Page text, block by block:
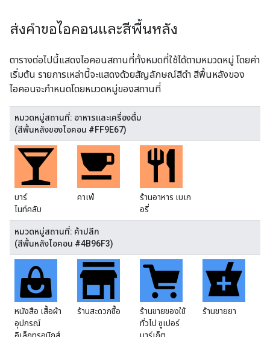
ส่งคำขอไอคอนและสีพื้นหลัง
ตารางต่อไปนี้แสดงไอคอนสถานที่ทั้งหมดที่ใช้ได้ตามหมวดหมู่ โดยค่า
เริ่มต้น รายการเหล่านี้จะแสดงด้วยสัญลักษณ์สีดํา สีพื้นหลังของ
ไอคอนจะกำหนดโดยหมวดหมู่ของสถานที่
หมวดหมู่สถานที่: อาหารและเครื่องดื่ม
(สีพื้นหลังของไอคอน #FF9E67)
บาร์
ไนท์คลับ
คาเฟ่
ร้านอาหาร เบเก
อรี่
หมวดหมู่สถานที่: ค้าปลีก
(สีพื้นหลังไอคอน #4B96F3)
หนังสือ เสื้อผ้า
อุปกรณ์
ร้านสะดวกซื้อ
ร้านขายของใช้
ทั่วไป ซูเปอร์
ร้านขายยา